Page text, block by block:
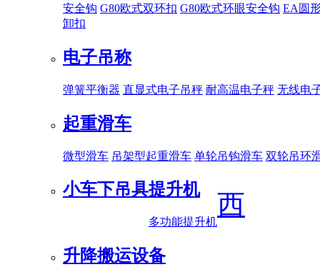
安全钩 G80欧式双环扣 G80欧式环眼安全钩 EA圆
卸扣
电子吊称
弹簧平衡器 直显式电子吊秤 耐高温电子秤 无线电
起重滑车
微型滑车 吊架型起重滑车 单轮吊钩滑车 双轮吊环
小车下吊具提升机
多功能提升机
升降搬运设备
西